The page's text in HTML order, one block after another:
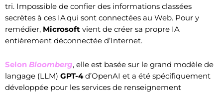
tri. Impossible de confier des informations classées
secrètes à ces IA qui sont connectées au Web. Pour y
remédier, Microsoft vient de créer sa propre IA
entièrement déconnectée d’Internet.
Selon Bloomberg, elle est basée sur le grand modèle de
langage (LLM) GPT-4d’OpenAI et a été spécifiquement
développée pour les services de renseignement